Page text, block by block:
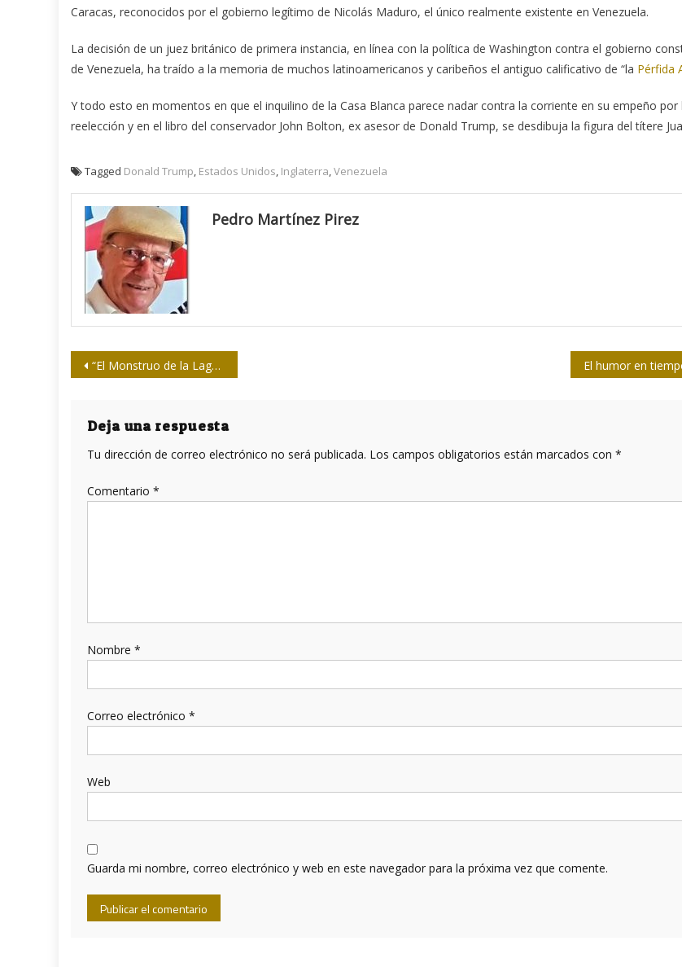
Caracas, reconocidos por el gobierno legítimo de Nicolás Maduro, el único realmente existente en Venezuela.
La decisión de un juez británico de primera instancia, en línea con la política de Washington contra el gobierno
de Venezuela, ha traído a la memoria de muchos latinoamericanos y caribeños el antiguo calificativo de “la Pérfida
Y todo esto en momentos en que el inquilino de la Casa Blanca parece nadar contra la corriente en su empeño por
reelección y en el libro del conservador John Bolton, ex asesor de Donald Trump, se desdibuja la figura del títere
Tagged Donald Trump, Estados Unidos, Inglaterra,Venezuela
Pedro Martínez Pirez
Navegación
entradas
“El Monstruo de la Laguna de San Miguel del Padrón”
Deja una respuesta
Tu dirección de correo electrónico no será publicada. Los campos obligatorios están marcados con *
Comentario *
Nombre *
Correo electrónico *
Web
Guarda mi nombre, correo electrónico y web en este navegador para la próxima vez que comente.